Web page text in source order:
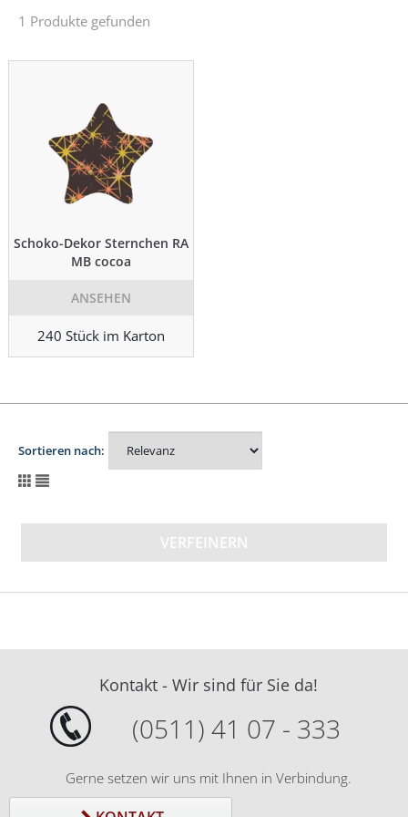
1 Produkte gefunden
Schoko-Dekor Sternchen RA
MB cocoa
ANSEHEN
240 Stück im Karton
Sortieren nach:
VERFEINERN
Kontakt - Wir sind für Sie da!
(0511) 41 07 - 333
Gerne setzen wir uns mit Ihnen in Verbindung.